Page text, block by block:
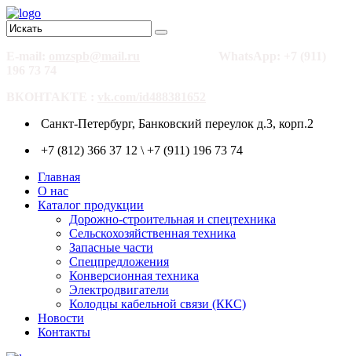
Санкт-Петербург, Банковский переулок д.3, корп.2
+7 (812) 366 37 12 \ +7 (911) 196 73 74
Главная
О нас
Каталог продукции
Дорожно-строительная и спецтехника
Сельскохозяйственная техника
Запасные части
Спецпредложения
Конверсионная техника
Электродвигатели
Колодцы кабельной связи (ККС)
Новости
Контакты